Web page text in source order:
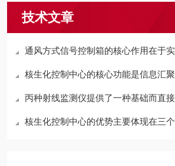
技术文章
通风方式信号控制箱的核心作用在于实现
核生化控制中心的核心功能是信息汇聚
丙种射线监测仪提供了一种基础而直
核生化控制中心的优势主要体现在三